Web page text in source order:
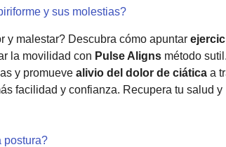
y sus molestias?
y malestar? Descubra cómo apuntar
la movilidad con Pulse Aligns método
y promueve alivio del dolor de ciática a
facilidad y confianza. Recupera tu salud
postura?